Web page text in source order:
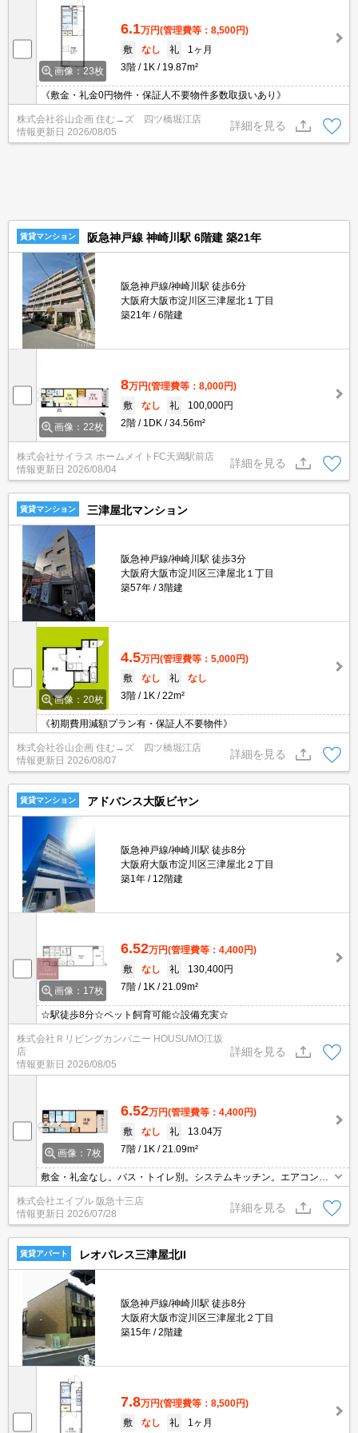
画像：23枚
6.1万円(管理費等：8,500円)
敷
なし 礼
1ヶ月
3階
1K 19.87m²
《敷金・礼金0円物件・保証人不要物件多数取扱いあり》
株式会社谷山企画 住む→ズ 四ツ橋堀江店
情報更新日 2026/08/05
詳細を見る
賃貸マンション 阪急神戸線 神崎川駅 6階建 築21年
阪急神戸線/神崎川駅 徒歩6分
大阪府大阪市淀川区三津屋北１丁目
築21年
6階建
画像：22枚
8万円(管理費等：8,000円)
敷
なし 礼
100,000円
2階
1DK 34.56m²
株式会社サイラス ホームメイトFC天満駅前店
情報更新日 2026/08/04
詳細を見る
賃貸マンション 三津屋北マンション
阪急神戸線/神崎川駅 徒歩3分
大阪府大阪市淀川区三津屋北１丁目
築57年
3階建
画像：20枚
4.5万円(管理費等：5,000円)
敷
なし 礼
なし
3階
1K 22m²
《初期費用減額プラン有・保証人不要物件》
株式会社谷山企画 住む→ズ 四ツ橋堀江店
情報更新日 2026/08/07
詳細を見る
賃貸マンション アドバンス大阪ビヤン
阪急神戸線/神崎川駅 徒歩8分
大阪府大阪市淀川区三津屋北２丁目
築1年
12階建
画像：17枚
6.52万円(管理費等：4,400円)
敷
なし 礼
130,400円
7階
1K 21.09m²
☆駅徒歩8分☆ペット飼育可能☆設備充実☆
株式会社Ｒリビングカンパニー HOUSUMO江坂
店
情報更新日 2026/08/05
詳細を見る
画像：7枚
6.52万円(管理費等：4,400円)
敷
なし 礼
13.04万
7階
1K 21.09m²
敷金・礼金なし。バス・トイレ別。システムキッチン。エアコン1
基付き。オートロック。温水洗浄便座付き。仲介手数料家賃の0.55
ヶ月分。
株式会社エイブル 阪急十三店
情報更新日 2026/07/28
詳細を見る
賃貸アパート レオパレス三津屋北II
阪急神戸線/神崎川駅 徒歩8分
大阪府大阪市淀川区三津屋北２丁目
築15年
2階建
7.8万円(管理費等：8,500円)
敷
なし 礼 1ヶ月